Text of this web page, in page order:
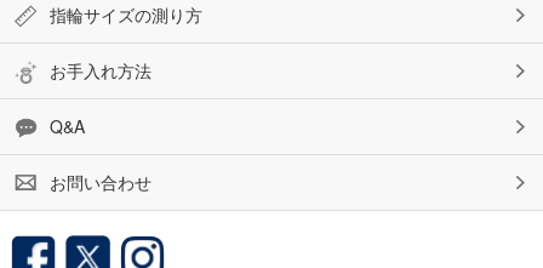
指輪サイズの測り方
お手入れ方法
Q&A
お問い合わせ